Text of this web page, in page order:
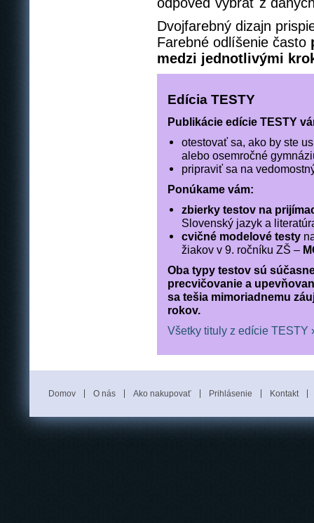
Dvojfarebný dizajn
Farebné odlíšenie často
medzi jednotlivými
Edícia TESTY
Publikácie edície TESTY
otestovať sa, ako by ste
alebo osemročné
pripraviť sa na
Ponúkame vám:
zbierky testov na
Slovenský jazyk a
cvičné modelové testy
žiakov v 9. ročníku ZŠ –
Oba typy testov sú
precvičovanie a
sa tešia mimoriadnemu
rokov.
Všetky tituly z edície TESTY
Domov O nás Ako nakupovať Prihlásenie Kontakt